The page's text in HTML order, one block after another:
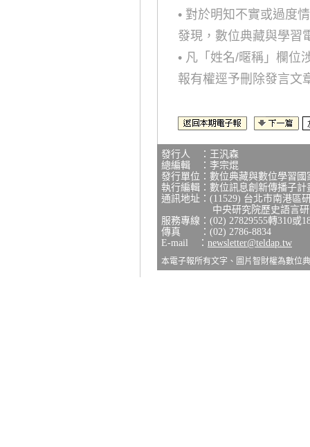
• 對於明知不實或過度
發現，數位典藏與學習
• 凡「姓名/暱稱」欄位
報有權逕予刪除發言文
發行人 ：王汎森
總編輯 ：李宗焜
發行單位：數位典藏與數位學習
執行編輯：數位訊息創新傳播子計
通訊地址：(11529) 台北市南港區
中央研究院歷史語言研究
服務專線：(02) 27829555轉310或
傳真 ：(02) 2786-8834
E-mail ： newsletter@teldap.tw
本電子報所有文字、圖片智財權為數位